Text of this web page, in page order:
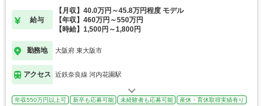
給与
【月収】40.0万円～45.8万円程度 モデル
【年収】460万円～550万円
【時給】1,500円～1,800円
勤務地 大阪府 東大阪市
アクセス 近鉄奈良線 河内花園駅
年収550万円以上可 新卒も応募可能 未経験者も応募可能
産休・育休取得実績有り